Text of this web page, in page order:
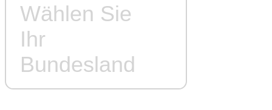
Wählen Sie
Ihr
Bundesland